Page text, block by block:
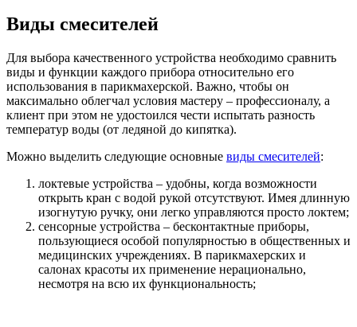
Виды смесителей
Для выбора качественного устройства необходимо сравнить
виды и функции каждого прибора относительно его
использования в парикмахерской. Важно, чтобы он
максимально облегчал условия мастеру – профессионалу, а
клиент при этом не удостоился чести испытать разность
температур воды (от ледяной до кипятка).
Можно выделить следующие основные виды смесителей:
локтевые устройства – удобны, когда возможности
открыть кран с водой рукой отсутствуют. Имея длинную
изогнутую ручку, они легко управляются просто локтем;
сенсорные устройства – бесконтактные приборы,
пользующиеся особой популярностью в общественных и
медицинских учреждениях. В парикмахерских и
салонах красоты их применение нерационально,
несмотря на всю их функциональность;